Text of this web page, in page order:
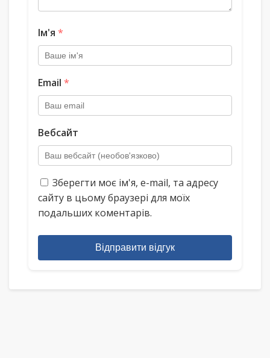
Ім'я *
Email *
Вебсайт
Зберегти моє ім'я, e-mail, та адресу
сайту в цьому браузері для моїх
подальших коментарів.
Відправити відгук